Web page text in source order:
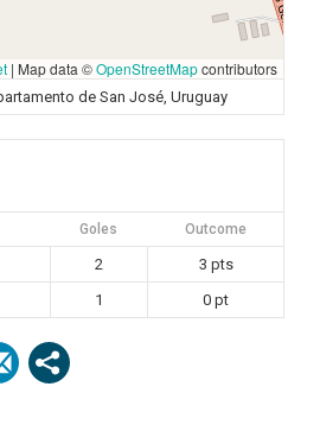
| Map data ©OpenStreetMapcontributors
de San José, Uruguay
Goles Outcome
2
3 pts
1 0 pt